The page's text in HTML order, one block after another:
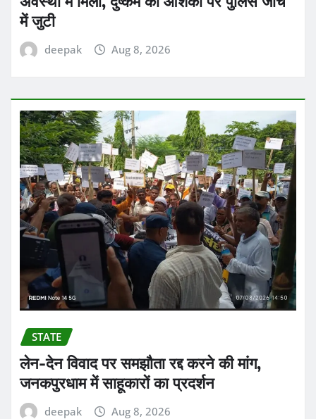
में जुटी
deepak Aug 8, 2026
STATE
लेन-देन विवाद पर समझौता रद्द करने की मांग,
जनकपुरधाम में साहूकारों का प्रदर्शन
deepak Aug 8, 2026